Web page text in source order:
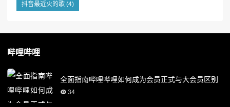
抖音最近火的歌(4)
哔哩哔哩
全面指南哔哩哔哩如何成为会员正式与大会员区别
34